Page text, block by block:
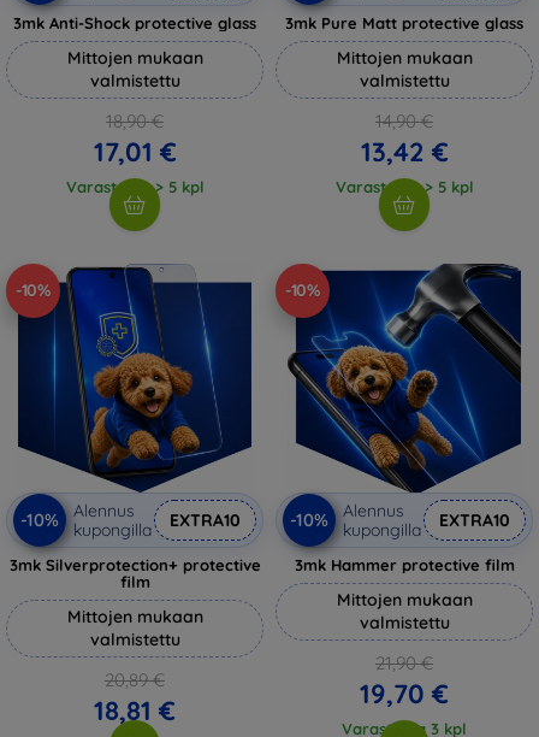
3mk Anti-Shock protective glass
Mittojen mukaan
valmistettu
18,90 €
17,01 €
Varastossa > 5 kpl
3mk Pure Matt protective glass
Mittojen mukaan
valmistettu
14,90 €
13,42 €
Varastossa > 5 kpl
-10%
-10%
Alennus
kupongilla
EXTRA10
3mk Silverprotection+ protective
film
Mittojen mukaan
valmistettu
20,89 €
18,81 €
-10%
-10%
Alennus
kupongilla
EXTRA10
3mk Hammer protective film
Mittojen mukaan
valmistettu
21,90 €
19,70 €
Varastossa 3 kpl